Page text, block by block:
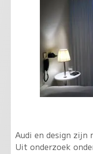
Audi en design zijn
Uit onderzoek